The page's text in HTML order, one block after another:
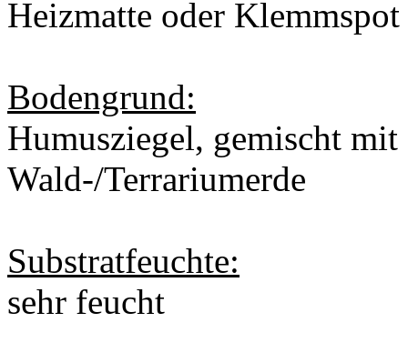
Heizmatte oder Klemmspot
Bodengrund:
Humusziegel, gemischt
Wald-/Terrariumerde
Substratfeuchte:
sehr feucht